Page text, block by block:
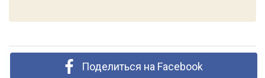
Поделиться на Facebook